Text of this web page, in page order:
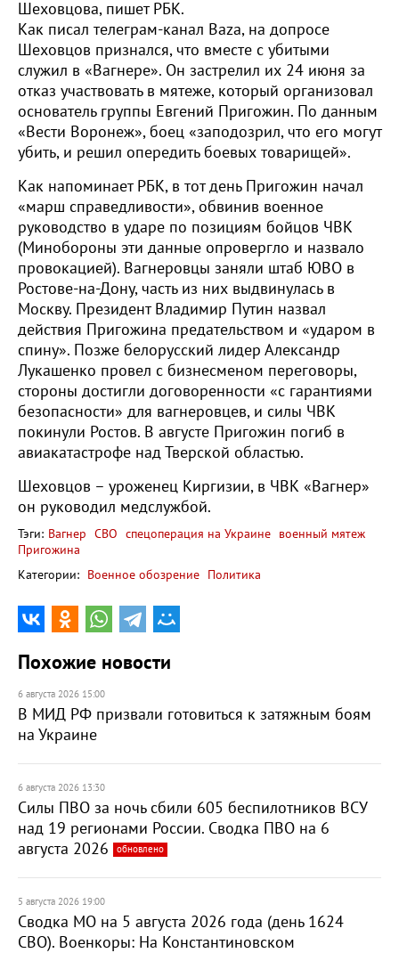
Шеховцова, пишет РБК.
Как писал телеграм-канал Baza, на допросе
Шеховцов признался, что вместе с убитыми
служил в «Вагнере». Он застрелил их 24 июня за
отказ участвовать в мятеже, который организовал
основатель группы Евгений Пригожин. По данным
«Вести Воронеж», боец «заподозрил, что его могут
убить, и решил опередить боевых товарищей».
Как напоминает РБК, в тот день Пригожин начал
«марш справедливости», обвинив военное
руководство в ударе по позициям бойцов ЧВК
(Минобороны эти данные опровергло и назвало
провокацией). Вагнеровцы заняли штаб ЮВО в
Ростове-на-Дону, часть из них выдвинулась в
Москву. Президент Владимир Путин назвал
действия Пригожина предательством и «ударом в
спину». Позже белорусский лидер Александр
Лукашенко провел с бизнесменом переговоры,
стороны достигли договоренности «с гарантиями
безопасности» для вагнеровцев, и силы ЧВК
покинули Ростов. В августе Пригожин погиб в
авиакатастрофе над Тверской областью.
Шеховцов – уроженец Киргизии, в ЧВК «Вагнер»
он руководил медслужбой.
Тэги: Вагнер СВО спецоперация на Украине военный мятеж
Пригожина
Категории: Военное обозрение Политика
Похожие новости
6 августа 2026 15:00
В МИД РФ призвали готовиться к затяжным боям
на Украине
6 августа 2026 13:30
Силы ПВО за ночь сбили 605 беспилотников ВСУ
над 19 регионами России. Сводка ПВО на 6
августа 2026
обновлено
5 августа 2026 19:00
Сводка МО на 5 августа 2026 года (день 1624
СВО). Военкоры: На Константиновском